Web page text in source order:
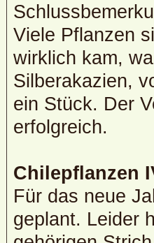
Viele Pflanzen
wirklich kam,
Silberakazien,
ein Stück. Der
erfolgreich.
Chilepflanzen
Für das neue
geplant. Leider